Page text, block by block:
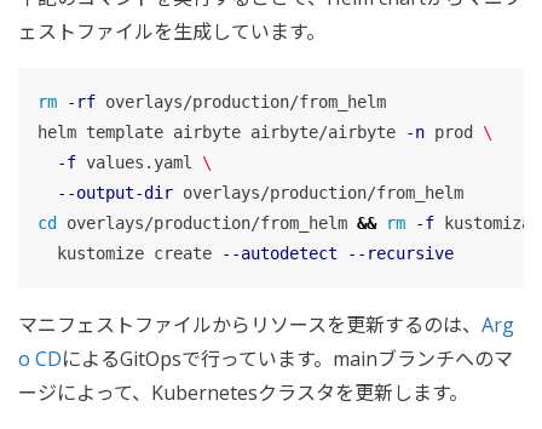
ェストファイルを生成しています。
rm -rf overlays/production/from_helm
helm template airbyte airbyte/airbyte
-n prod \
-f values.yaml \
--output-dir
cd overlays/production/from_helm && rm -f
  kustomize create
--autodetect --recursive
マニフェストファイルからリソースを更新するのは、 Arg
o CDによるGitOpsで行っています。mainブランチへのマ
ージによって、Kubernetesクラスタを更新します。